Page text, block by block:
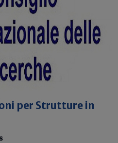
per Strutture in